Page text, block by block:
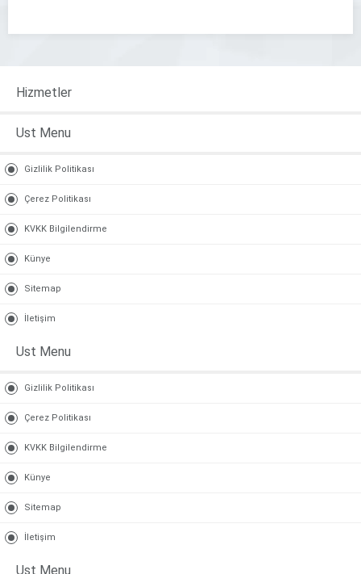
Hizmetler
Ust Menu
Gizlilik Politikası
Çerez Politikası
KVKK Bilgilendirme
Künye
Sitemap
İletişim
Ust Menu
Gizlilik Politikası
Çerez Politikası
KVKK Bilgilendirme
Künye
Sitemap
İletişim
Ust Menu